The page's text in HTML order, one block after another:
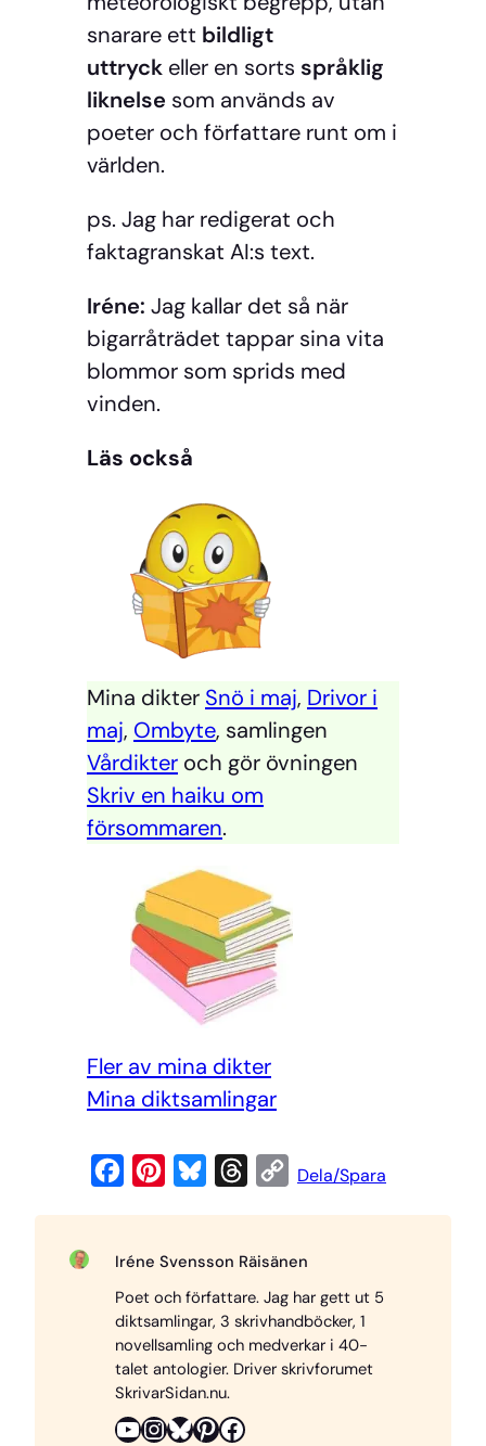
snarare ett bildligt
uttryck eller en sorts språklig
liknelse som används av
poeter och författare runt om i
världen.
ps. Jag har redigerat och
faktagranskat AI:s text.
Iréne: Jag kallar det så när
bigarråträdet tappar sina vita
blommor som sprids med
vinden.
Läs också
Mina dikter Snö i maj, Drivor i
maj, Ombyte, samlingen
Vårdikter och gör övningen
Skriv en haiku om
försommaren.
Fler av mina dikter
Mina diktsamlingar
e
b
o
o
k
t
e
r
e
s
t
e
s
k
y
e
a
d
s
C
y
L
i
n
Dela/Spara
Iréne Svensson Räisänen
Poet och författare. Jag har gett ut 5
diktsamlingar, 3 skrivhandböcker, 1
novellsamling och medverkar i 40-
talet antologier. Driver skrivforumet
SkrivarSidan.nu.
YouTube InstagramBluesky Pinterest Facebook